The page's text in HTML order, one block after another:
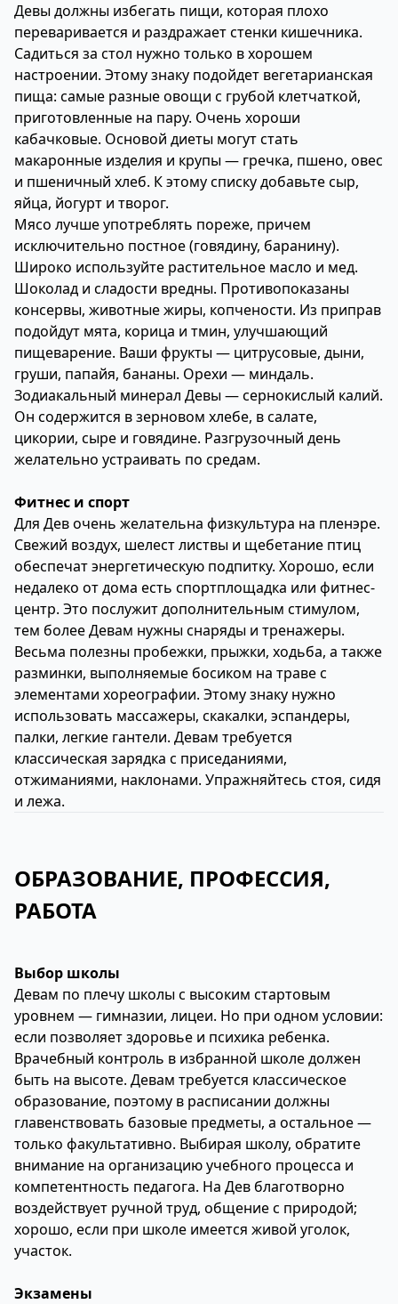
Девы должны избегать пищи, которая плохо
переваривается и раздражает стенки кишечника.
Садиться за стол нужно только в хорошем
настроении. Этому знаку подойдет вегетарианская
пища: самые разные овощи с грубой клетчаткой,
приготовленные на пару. Очень хороши
кабачковые. Основой диеты могут стать
макаронные изделия и крупы — гречка, пшено, овес
и пшеничный хлеб. К этому списку добавьте сыр,
яйца, йогурт и творог.
Мясо лучше употреблять пореже, причем
исключительно постное (говядину, баранину).
Широко используйте растительное масло и мед.
Шоколад и сладости вредны. Противопоказаны
консервы, животные жиры, копчености. Из приправ
подойдут мята, корица и тмин, улучшающий
пищеварение. Ваши фрукты — цитрусовые, дыни,
груши, папайя, бананы. Орехи — миндаль.
Зодиакальный минерал Девы — сернокислый калий.
Он содержится в зерновом хлебе, в салате,
цикории, сыре и говядине. Разгрузочный день
желательно устраивать по средам.
Фитнес и спорт
Для Дев очень желательна физкультура на пленэре.
Свежий воздух, шелест листвы и щебетание птиц
обеспечат энергетическую подпитку. Хорошо, если
недалеко от дома есть спортплощадка или фитнес-
центр. Это послужит дополнительным стимулом,
тем более Девам нужны снаряды и тренажеры.
Весьма полезны пробежки, прыжки, ходьба, а также
разминки, выполняемые босиком на траве с
элементами хореографии. Этому знаку нужно
использовать массажеры, скакалки, эспандеры,
палки, легкие гантели. Девам требуется
классическая зарядка с приседаниями,
отжиманиями, наклонами. Упражняйтесь стоя, сидя
и лежа.
ОБРАЗОВАНИЕ, ПРОФЕССИЯ,
РАБОТА
Выбор школы
Девам по плечу школы с высоким стартовым
уровнем — гимназии, лицеи. Но при одном условии:
если позволяет здоровье и психика ребенка.
Врачебный контроль в избранной школе должен
быть на высоте. Девам требуется классическое
образование, поэтому в расписании должны
главенствовать базовые предметы, а остальное —
только факультативно. Выбирая школу, обратите
внимание на организацию учебного процесса и
компетентность педагога. На Дев благотворно
воздействует ручной труд, общение с природой;
хорошо, если при школе имеется живой уголок,
участок.
Экзамены